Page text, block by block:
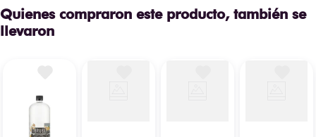
Quienes compraron este producto, también se
llevaron